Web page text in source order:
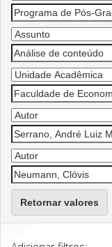
Retornar valores